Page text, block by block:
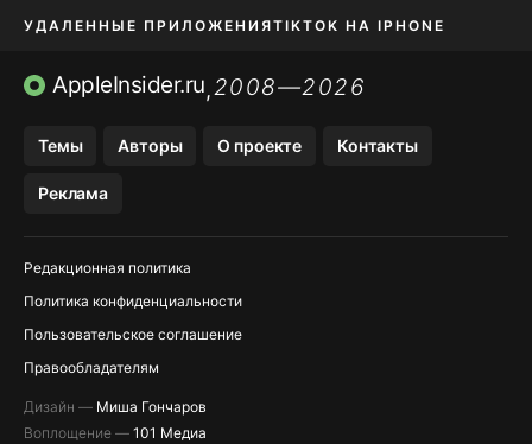
УДАЛЕННЫЕ ПРИЛОЖЕНИЯTIKTOK НА IPHONE
ПРИЛОЖЕНИЯ БЕЗ APP STORE
AppleInsider.ru,2008—2026
Темы Авторы О проекте Контакты
Реклама
Редакционная политика
Политика конфиденциальности
Пользовательское соглашение
Правообладателям
Дизайн — Миша Гончаров
Воплощение — 101 Медиа